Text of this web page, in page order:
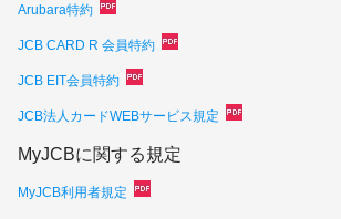
Arubara特約
JCB CARD R 会員特約
JCB EIT会員特約
JCB法人カードWEBサービス規定
MyJCBに関する規定
MyJCB利用者規定